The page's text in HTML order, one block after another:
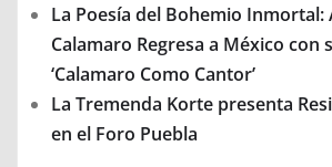
La Poesía del Bohemio Inmortal:
Calamaro Regresa a México con
‘Calamaro Como Cantor’
La Tremenda Korte presenta
en el Foro Puebla